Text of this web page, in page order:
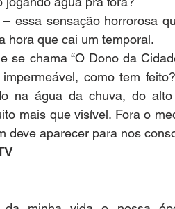
essa sensação horrorosa
hora que cai um temporal.
se chama “O Dono da
como tem
na água da chuva, do
mais que visível. Fora o
deve aparecer para nos